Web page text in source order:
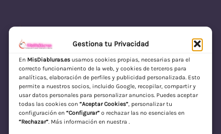
Gestiona tu Privacidad
En MisDiabluras.esusamos cookies propias, necesarias para el
correcto funcionamiento de la web, y cookies de terceros para
analíticas, elaboración de perfiles y publicidad personalizada. Esto
permite a nuestros socios, incluido Google, recopilar, compartir y
usar datos personales para personalizar anuncios. Puedes aceptar
todas las cookies con “Aceptar Cookies”, personalizar tu
configuración en “Configurar”o rechazar las no esenciales en
“Rechazar”. Más información en nuestra .
MisDiabluras | Sexshop Online con Envío
Discreto en España
Acceder